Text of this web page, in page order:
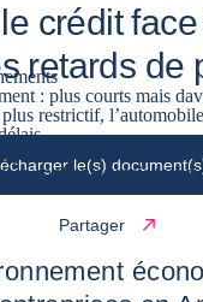
crédit
retards de
: plus courts mais
restrictif,
confiantes mais
le(s)
Partager